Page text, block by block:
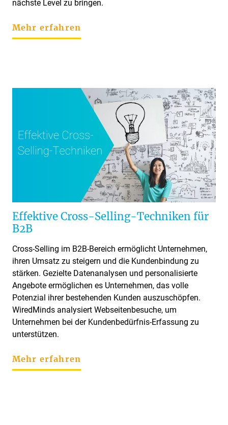
nächste Level zu bringen.
Mehr erfahren
Effektive Cross-Selling-Techniken für
B2B
Cross-Selling im B2B-Bereich ermöglicht Unternehmen,
ihren Umsatz zu steigern und die Kundenbindung zu
stärken. Gezielte Datenanalysen und personalisierte
Angebote ermöglichen es Unternehmen, das volle
Potenzial ihrer bestehenden Kunden auszuschöpfen.
WiredMinds analysiert Webseitenbesuche, um
Unternehmen bei der Kundenbedürfnis-Erfassung zu
unterstützen.
Mehr erfahren